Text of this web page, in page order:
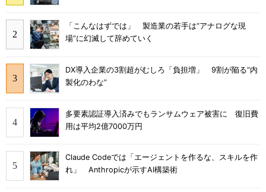
「こんなはずでは」 製造業の若手は“アナログな現
場”に幻滅して辞めていく
DX導入企業の3割超がむしろ「負担増」 9割が陥る“内
製化のわな”
多要素認証導入済みでもランサムウェア被害に 復旧費
用は平均2億7000万円
Claude Codeでは「エージェントを作るな、スキルを作
れ」 Anthropicが示すAI構築術